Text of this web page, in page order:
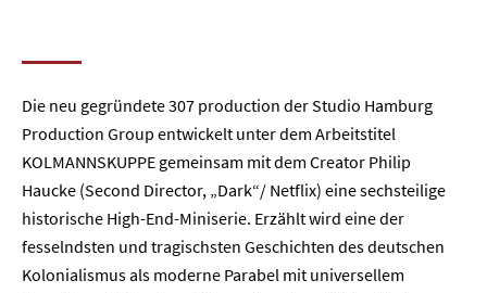
Die neu gegründete 307 production der Studio Hamburg
Production Group entwickelt unter dem Arbeitstitel
KOLMANNSKUPPE gemeinsam mit dem Creator Philip
Haucke (Second Director, „Dark“/ Netflix) eine sechsteilige
historische High-End-Miniserie. Erzählt wird eine der
fesselndsten und tragischsten Geschichten des deutschen
Kolonialismus als moderne Parabel mit universellem